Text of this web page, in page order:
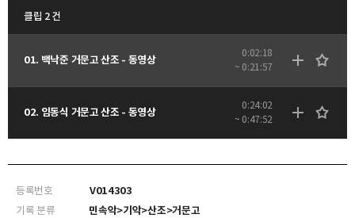
클립 2 건
01. 백낙준 거문고 산조 - 동영상
0:02:18
~ 0:21:57
02. 임동식 거문고 산조 - 동영상
0:24:02
~ 0:47:52
등록번호
V014303
기록 분류
민속악>기악>산조>거문고